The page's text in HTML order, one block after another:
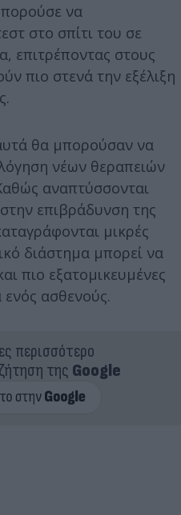
να
στο σπίτι του σε
επιτρέποντας στους
πιο στενά την εξέλιξη
θα μπορούσαν να
νέων θεραπειών
αναπτύσσονται
επιβράδυνση της
μικρές
διάστημα μπορεί να
πιο εξατομικευμένες
ενός ασθενούς.
περισσότερο
της Google